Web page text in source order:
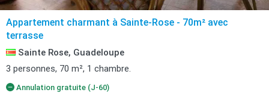
Appartement charmant à Sainte-Rose - 70m² avec
terrasse
Sainte Rose, Guadeloupe
3 personnes, 70 m², 1 chambre.
Annulation gratuite (J-60)